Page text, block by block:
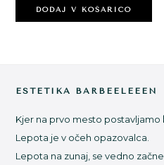
DODAJ V KOŠARICO
ESTETIKA BARBEELEEEN
Kjer na prvo mesto postavljamo
Lepota je v očeh opazovalca.
Lepota na zunaj, se vedno